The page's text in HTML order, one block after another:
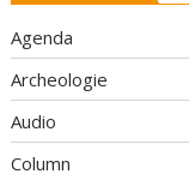
Agenda
Archeologie
Audio
Column